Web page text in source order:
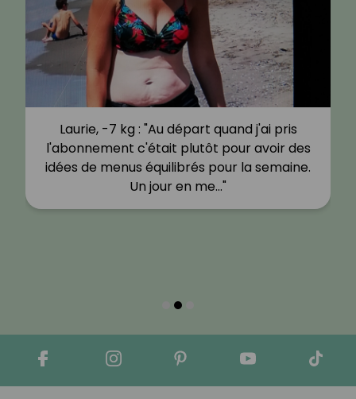
Laurie, -7 kg : "Au départ quand j'ai pris
l'abonnement c'était plutôt pour avoir des
idées de menus équilibrés pour la semaine.
Un jour en me…"